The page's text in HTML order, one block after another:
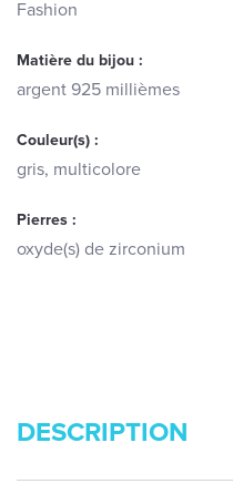
Fashion
Matière du bijou :
argent 925 millièmes
Couleur(s) :
gris, multicolore
Pierres :
oxyde(s) de zirconium
DESCRIPTION